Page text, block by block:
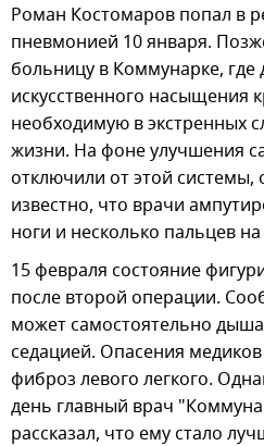
Роман Костомаров попал в
пневмонией 10 января.
больницу в Коммунарке, где
искусственного
необходимую в экстренных
жизни. На фоне улучшения
отключили от этой системы,
известно, что врачи
ноги и несколько пальцев на
15 февраля состояние
после второй операции.
может самостоятельно
седацией. Опасения
фиброз левого легкого.
день главный врач
рассказал, что ему стало